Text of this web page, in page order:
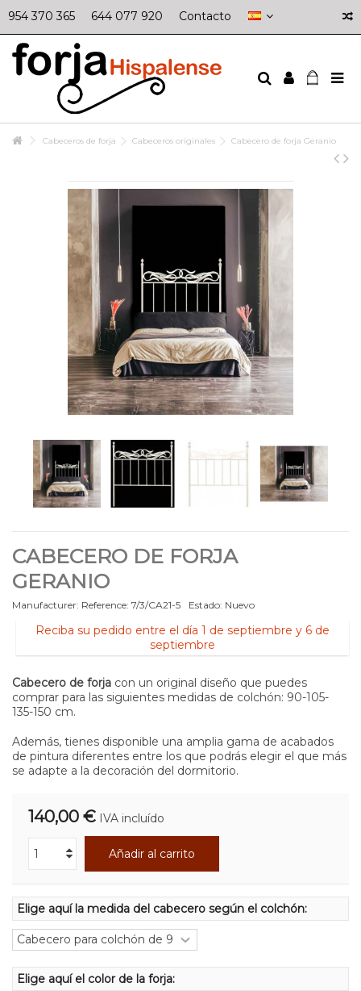
954 370 365 644 077 920 Contacto
Cabeceros de forja Cabeceros originales Cabecero de forja Geranio
CABECERO DE FORJA
GERANIO
Manufacturer: Reference: 7/3/CA21-5 Estado: Nuevo
Reciba su pedido entre el día 1 de septiembre y 6 de
septiembre
Cabecero de forja con un original diseño que puedes
comprar para las siguientes medidas de colchón: 90-105-
135-150 cm.
Además, tienes disponible una amplia gama de acabados
de pintura diferentes entre los que podrás elegir el que más
se adapte a la decoración del dormitorio.
140,00 € IVA incluído
Añadir al carrito
Elige aquí la medida del cabecero según el colchón:
Elige aquí el color de la forja: